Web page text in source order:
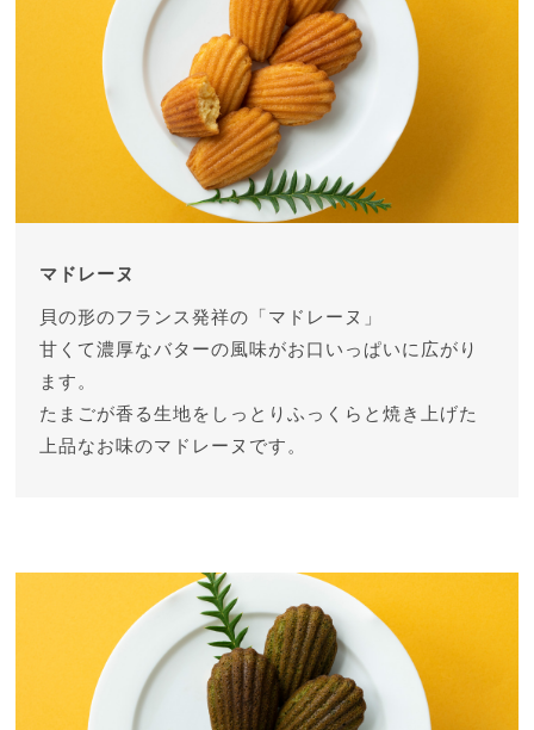
マドレーヌ
貝の形のフランス発祥の「マドレーヌ」
甘くて濃厚なバターの風味がお口いっぱいに広がり
ます。
たまごが香る生地をしっとりふっくらと焼き上げた
上品なお味のマドレーヌです。